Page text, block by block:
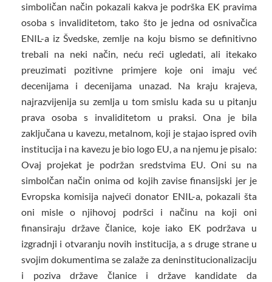
simboličan način pokazali kakva je podrška EK pravima
osoba s invaliditetom, tako što je jedna od osnivačica
ENIL-a iz Švedske, zemlje na koju bismo se definitivno
trebali na neki način, neću reći ugledati, ali itekako
preuzimati pozitivne primjere koje oni imaju već
decenijama i decenijama unazad. Na kraju krajeva,
najrazvijenija su zemlja u tom smislu kada su u pitanju
prava osoba s invaliditetom u praksi. Ona je bila
zaključana u kavezu, metalnom, koji je stajao ispred ovih
institucija i na kavezu je bio logo EU, a na njemu je pisalo:
Ovaj projekat je podržan sredstvima EU. Oni su na
simbolčan način onima od kojih zavise finansijski jer je
Evropska komisija najveći donator ENIL-a, pokazali šta
oni misle o njihovoj podršci i načinu na koji oni
finansiraju države članice, koje iako EK podržava u
izgradnji i otvaranju novih institucija, a s druge strane u
svojim dokumentima se zalaže za deninstitucionalizaciju
i poziva države članice i države kandidate da